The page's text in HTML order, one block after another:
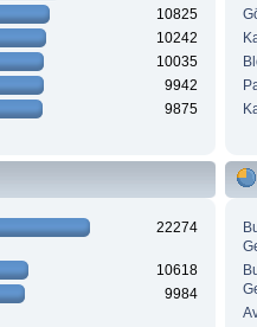
10825
10242
10035
9942
9875
22274
10618
9984